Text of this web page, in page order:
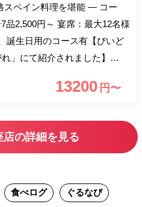
ペイン料理を堪能 ― コー
品2,500円～ 宴席：最大12名様
誕生日用のコース有【びいど
」にて紹介されました】
ン料理】を 【ソムリエ厳選
のパスタパエリア』 1,980
・スペイン鶏・エスカルゴ
ランデコース 全8品 10,000円
13200 円〜
店の詳細を見る
食べログ ぐるなび